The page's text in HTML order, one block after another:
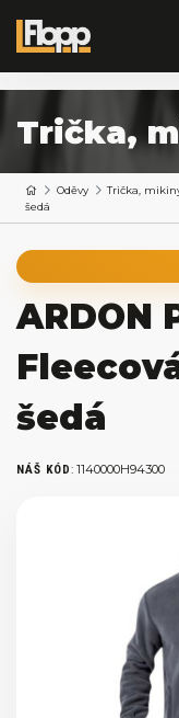
Trička,
Oděvy Trička,
šedá
ARDON
šedá
NÁŠ KÓD: 1140000H94300